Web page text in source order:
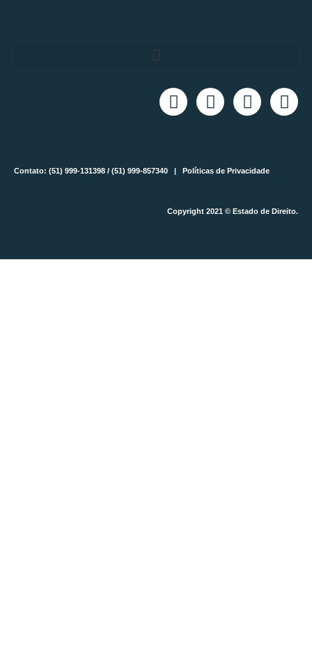
Contato: (51) 999-131398 / (51) 999-857340 | Políticas de Privacidade
Copyright 2021 © Estado de Direito.